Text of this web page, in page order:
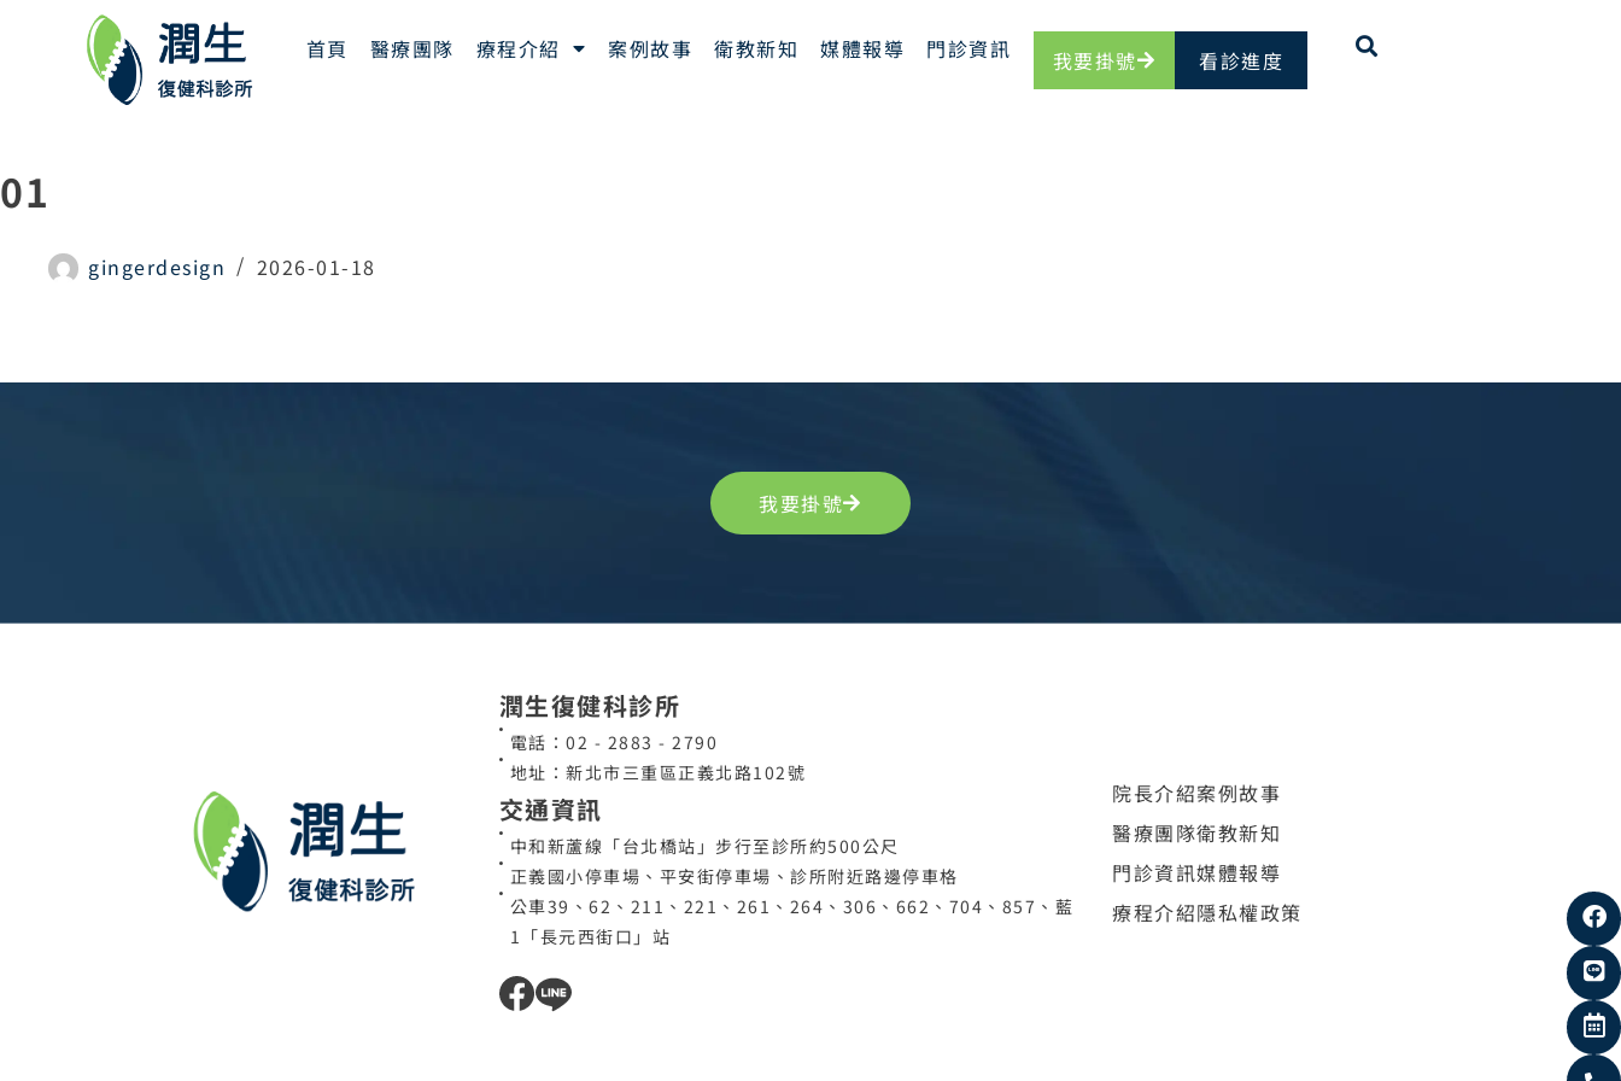
首頁 醫療團隊 療程介紹 案例故事 衛教新知 媒體報導 門診資訊 我要掛號 看診進度
01
gingerdesign 2026-01-18
我要掛號
潤生復健科診所
電話：02 - 2883 - 2790
地址：新北市三重區正義北路102號
交通資訊
中和新蘆線「台北橋站」步行至診所約500公尺
正義國小停車場、平安街停車場、診所附近路邊停車格
公車39、62、211、221、261、264、306、662、704、857、藍
1「長元西街口」站
院長介紹
醫療團隊
門診資訊
療程介紹
案例故事
衛教新知
媒體報導
隱私權政策